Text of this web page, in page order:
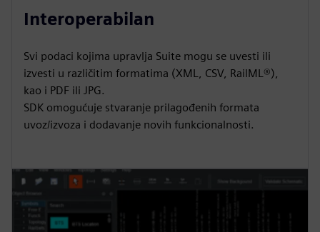
Interoperabilan
Svi podaci kojima upravlja Suite mogu se uvesti ili
izvesti u različitim formatima (XML, CSV, RailML®),
kao i PDF ili JPG.
SDK omogućuje stvaranje prilagođenih formata
uvoz/izvoza i dodavanje novih funkcionalnosti.